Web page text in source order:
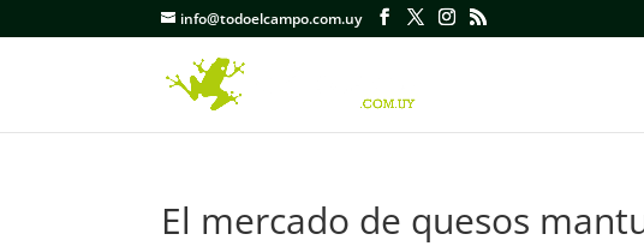
info@todoelcampo.com.uy
El mercado de quesos